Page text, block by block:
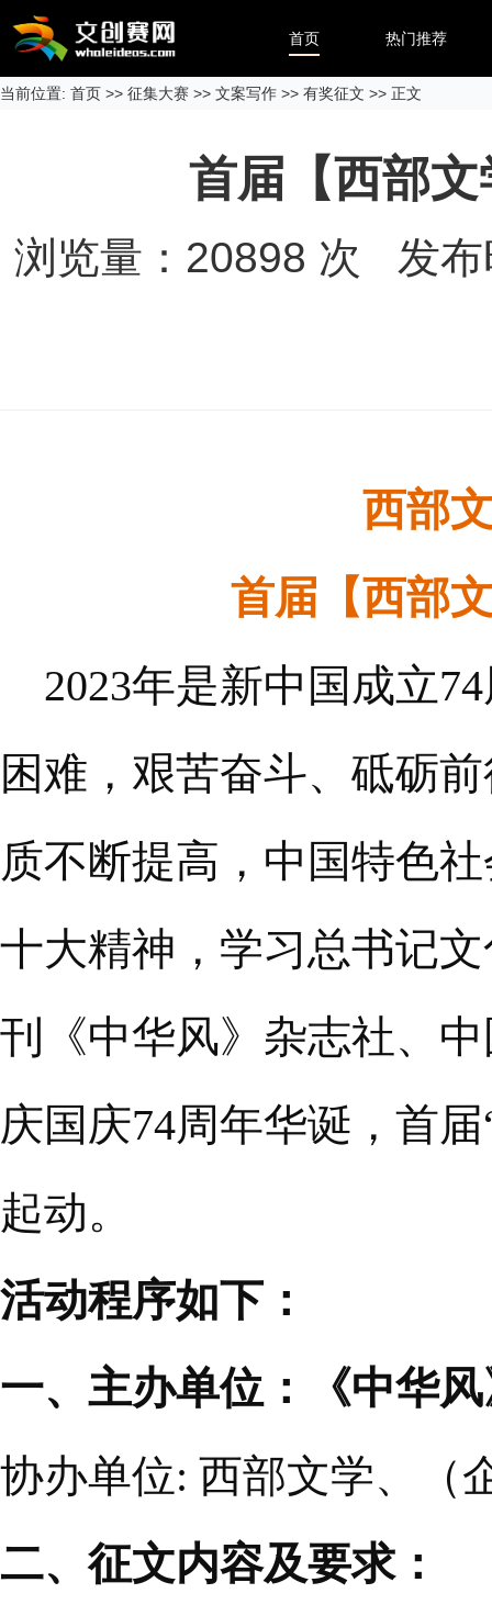
首页 热门推荐
当前位置: 首页 >> 征集大赛 >> 文案写作 >> 有奖征文 >> 正文
首届【西部
浏览量： 20898 次 发布
西部
首届【西部
2023年是新中国成立
困难，艰苦奋斗、砥砺
质不断提高，中国特色
十大精神，学习总书记
刊《中华风》杂志社、
庆国庆74周年华诞，首
起动。
活动程序如下：
一、主办单位：《中华
协办单位: 西部文学、（
二、征文内容及要求：